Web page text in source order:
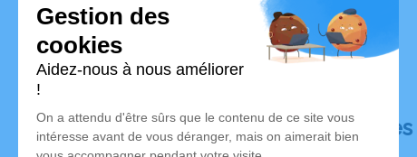
Déroulé